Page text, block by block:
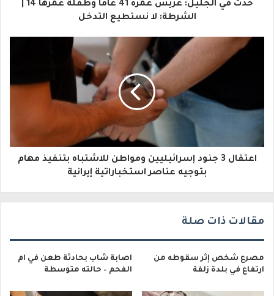
إ
و
الشرطة: لا نستطيع التدخل
اعتقال 3 جنود إسرائيليين ومواطن للاشتباه بتنفيذ مهام
بتوجيه عناصر استخباراتية إيرانية
مقالات ذات صلة
مصرع شخص إثر سقوطه من
ارتفاع في بلدة زلفة
اصابة شاب بحادثة طعن في ام
الفحم – حالته متوسطة